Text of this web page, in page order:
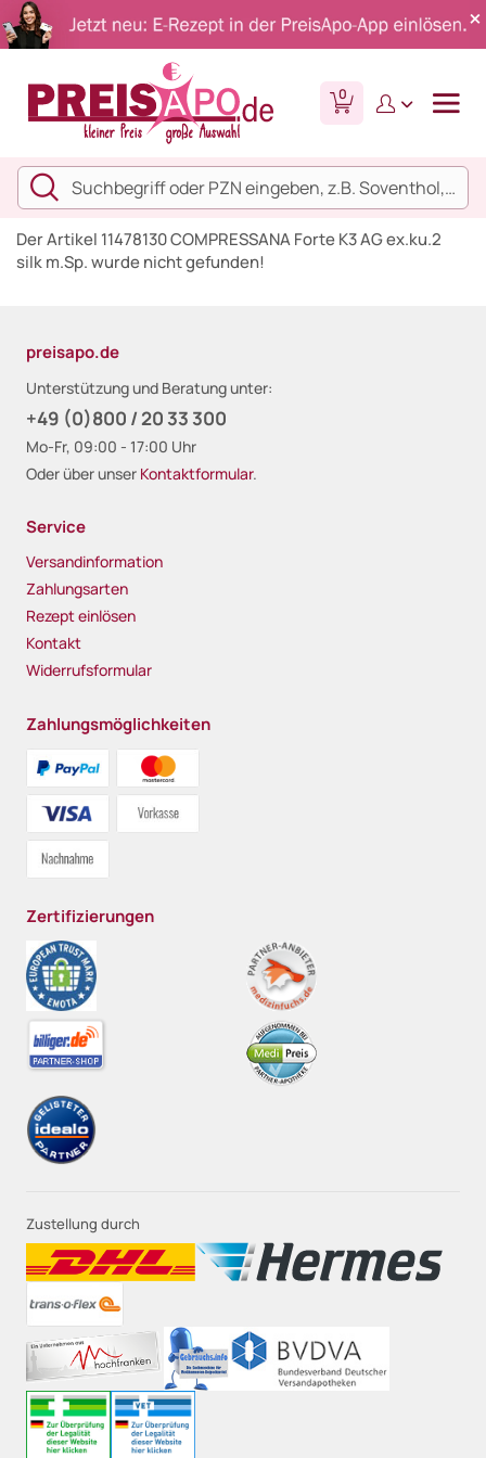
0
Der Artikel 11478130 COMPRESSANA Forte K3 AG ex.ku.2
silk m.Sp. wurde nicht gefunden!
preisapo.de
Unterstützung und Beratung unter:
+49 (0)800 / 20 33 300
Mo-Fr, 09:00 - 17:00 Uhr
Oder über unser Kontaktformular.
Service
Versandinformation
Zahlungsarten
Rezept einlösen
Kontakt
Widerrufsformular
Zahlungsmöglichkeiten
Zertifizierungen
Zustellung durch